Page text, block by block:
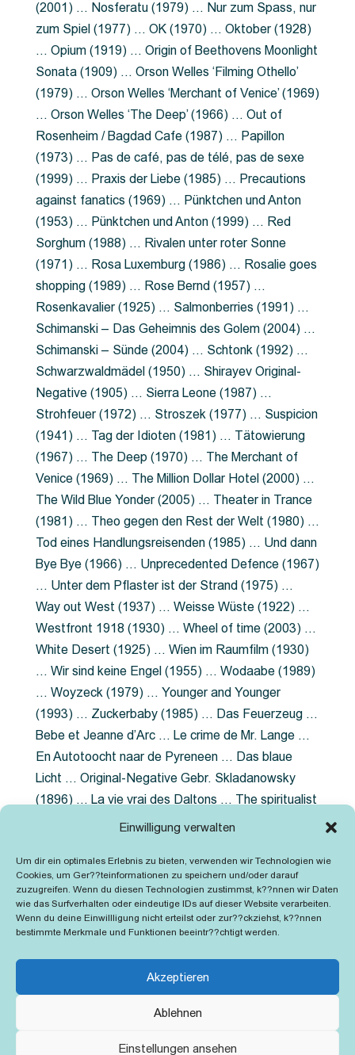
Einwilligung verwalten
Um dir ein optimales Erlebnis zu bieten, verwenden wir Technologien wie
Cookies, um Ger??teinformationen zu speichern und/oder darauf
zuzugreifen. Wenn du diesen Technologien zustimmst, k??nnen wir Daten
wie das Surfverhalten oder eindeutige IDs auf dieser Website verarbeiten.
Wenn du deine Einwillligung nicht erteilst oder zur??ckziehst, k??nnen
bestimmte Merkmale und Funktionen beeintr??chtigt werden.
Akzeptieren
Ablehnen
Einstellungen ansehen
(2001) … Nosferatu (1979) … Nur zum Spass, nur
zum Spiel (1977) … OK (1970) … Oktober (1928)
… Opium (1919) … Origin of Beethovens Moonlight
Sonata (1909) … Orson Welles ‘Filming Othello’
(1979) … Orson Welles ‘Merchant of Venice’ (1969)
… Orson Welles ‘The Deep’ (1966) … Out of
Rosenheim / Bagdad Cafe (1987) … Papillon
(1973) … Pas de café, pas de télé, pas de sexe
(1999) … Praxis der Liebe (1985) … Precautions
against fanatics (1969) … Pünktchen und Anton
(1953) … Pünktchen und Anton (1999) … Red
Sorghum (1988) … Rivalen unter roter Sonne
(1971) … Rosa Luxemburg (1986) … Rosalie goes
shopping (1989) … Rose Bernd (1957) …
Rosenkavalier (1925) … Salmonberries (1991) …
Schimanski – Das Geheimnis des Golem (2004) …
Schimanski – Sünde (2004) … Schtonk (1992) …
Schwarzwaldmädel (1950) … Shirayev Original-
Negative (1905) … Sierra Leone (1987) …
Strohfeuer (1972) … Stroszek (1977) … Suspicion
(1941) … Tag der Idioten (1981) … Tätowierung
(1967) … The Deep (1970) … The Merchant of
Venice (1969) … The Million Dollar Hotel (2000) …
The Wild Blue Yonder (2005) … Theater in Trance
(1981) … Theo gegen den Rest der Welt (1980) …
Tod eines Handlungsreisenden (1985) … Und dann
Bye Bye (1966) … Unprecedented Defence (1967)
… Unter dem Pflaster ist der Strand (1975) …
Way out West (1937) … Weisse Wüste (1922) …
Westfront 1918 (1930) … Wheel of time (2003) …
White Desert (1925) … Wien im Raumfilm (1930)
… Wir sind keine Engel (1955) … Wodaabe (1989)
… Woyzeck (1979) … Younger and Younger
(1993) … Zuckerbaby (1985) … Das Feuerzeug …
Bebe et Jeanne d’Arc … Le crime de Mr. Lange …
En Autotoocht naar de Pyreneen … Das blaue
Licht … Original-Negative Gebr. Skladanowsky
(1896) … La vie vrai des Daltons … The spiritualist
photographer … Feuer im Fjord … The Song of the
Grubenlampe … Tolstoy … Grün ist die Heide …
Lady Hamilton … Mütter verzaget nicht …
Ruttmann Werbefilme